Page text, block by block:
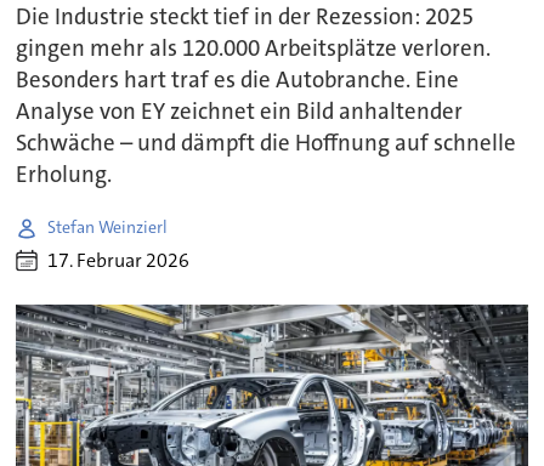
Die Industrie steckt tief in der Rezession: 2025
gingen mehr als 120.000 Arbeitsplätze verloren.
Besonders hart traf es die Autobranche. Eine
Analyse von EY zeichnet ein Bild anhaltender
Schwäche – und dämpft die Hoffnung auf schnelle
Erholung.
Stefan Weinzierl
17. Februar 2026